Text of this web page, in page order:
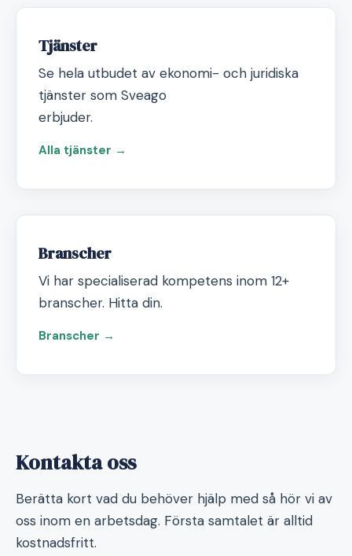
Tjänster
Se hela utbudet av ekonomi- och juridiska
tjänster som Sveago
erbjuder.
Alla tjänster →
Branscher
Vi har specialiserad kompetens inom 12+
branscher. Hitta din.
Branscher →
Kontakta oss
Berätta kort vad du behöver hjälp med så hör vi av
oss inom en arbetsdag. Första samtalet är alltid
kostnadsfritt.